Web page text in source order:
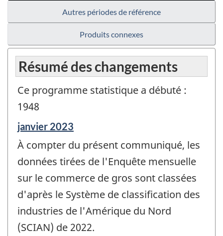
Autres périodes de référence
Produits connexes
Résumé des changements
Ce programme statistique a débuté :
1948
Période
de
référence
de
-
janvier 2023
À compter du présent communiqué, les
données tirées de l'Enquête mensuelle
sur le commerce de gros sont classées
d'après le Système de classification des
industries de l'Amérique du Nord
(SCIAN) de 2022.